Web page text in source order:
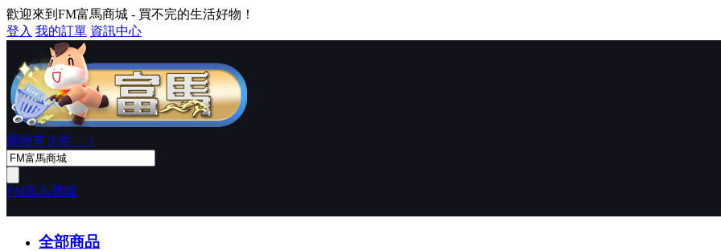
歡迎來到FM富馬商城 - 買不完的生活好物！
登入 我的訂單 資訊中心
購物車 0 件 >
FM富馬商城
全部商品